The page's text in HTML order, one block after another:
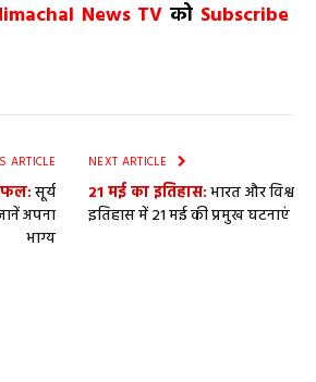
News TVको Subscribe
ARTICLE
सूर्य
अपना
भाग्य
NEXT ARTICLE
21 मई का इतिहास:भारत और विश्व
इतिहास में 21 मई की प्रमुख घटनाएं